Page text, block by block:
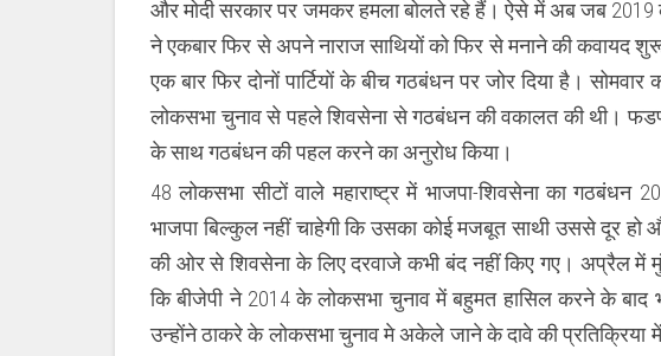
और मोदी सरकार पर जमकर हमला बोलते रहे हैं। ऐसे में अब जब
ने एकबार फिर से अपने नाराज साथियों को फिर से मनाने की कवायद
एक बार फिर दोनों पार्टियों के बीच गठबंधन पर जोर दिया है।
लोकसभा चुनाव से पहले शिवसेना से गठबंधन की वकालत की थी।
के साथ गठबंधन की पहल करने का अनुरोध किया।
48 लोकसभा सीटों वाले महाराष्ट्र में भाजपा-शिवसेना का
भाजपा बिल्कुल नहीं चाहेगी कि उसका कोई मजबूत साथी उससे दूर हो
की ओर से शिवसेना के लिए दरवाजे कभी बंद नहीं किए गए। अप्रैल में
कि बीजेपी ने 2014 के लोकसभा चुनाव में बहुमत हासिल करने के बाद
उन्होंने ठाकरे के लोकसभा चुनाव मे अकेले जाने के दावे की प्रतिक्रिया